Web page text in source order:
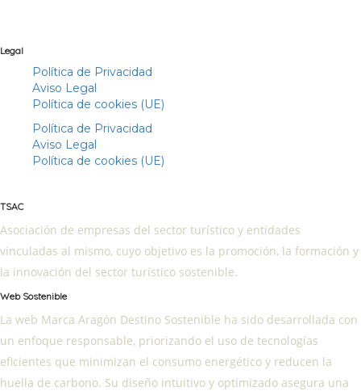
Legal
Política de Privacidad
Aviso Legal
Política de cookies (UE)
Política de Privacidad
Aviso Legal
Política de cookies (UE)
TSAC
Asociación de empresas del sector turístico y entidades
vinculadas al mismo, cuyo objetivo es la promoción, la formación y
la innovación del sector turístico sostenible.
Web Sostenible
La web Marca Aragón Destino Sostenible ha sido desarrollada con
un enfoque responsable, priorizando el uso de tecnologías
eficientes que minimizan el consumo energético y reducen la
huella de carbono. Su diseño intuitivo y optimizado asegura una